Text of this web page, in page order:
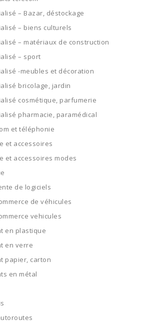
– Bazar, déstockage
– biens culturels
– matériaux de construction
– sport
-meubles et décoration
bricolage, jardin
cosmétique, parfumerie
pharmacie, paramédical
et téléphonie
et accessoires
et accessoires modes
de logiciels
de véhicules
vehicules
en plastique
en verre
papier, carton
en métal